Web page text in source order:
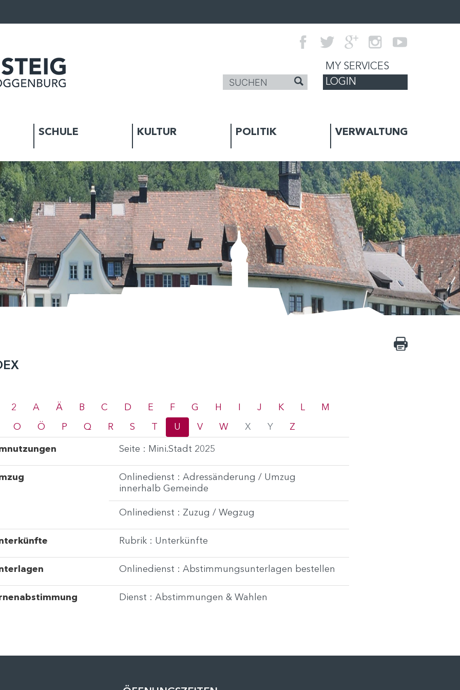
MY SERVICES
LOGIN
SCHULE KULTUR POLITIK VERWALTUNG
2 A Ä B C D E F G H J K L M
O Ö P Q R S U V W X Y Z
Seite : Mini.Stadt 2025
Onlinedienst : Adressänderung / Umzug
innerhalb Gemeinde
Onlinedienst : Zuzug / Wegzug
Rubrik : Unterkünfte
Onlinedienst : Abstimmungsunterlagen bestellen
Dienst : Abstimmungen & Wahlen